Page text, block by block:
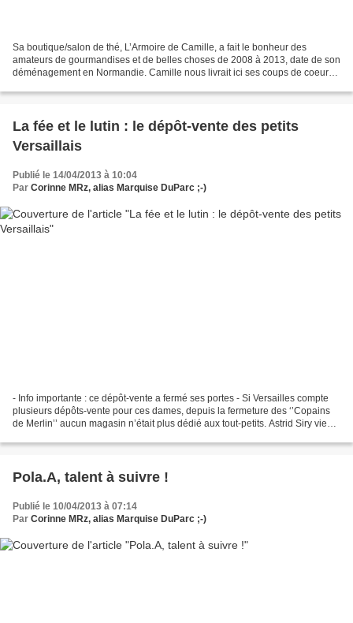
Sa boutique/salon de thé, L’Armoire de Camille, a fait le bonheur des
amateurs de gourmandises et de belles choses de 2008 à 2013, date de son
déménagement en Normandie. Camille nous livrait ici ses coups de coeur
La fée et le lutin : le dépôt-vente des petits
Versaillais
Publié le 14/04/2013 à 10:04
Par Corinne MRz, alias Marquise DuParc ;-)
- Info importante : ce dépôt-vente a fermé ses portes - Si Versailles compte
plusieurs dépôts-vente pour ces dames, depuis la fermeture des ‘’Copains
de Merlin’’ aucun magasin n’était plus dédié aux tout-petits. Astrid Siry vient
Pola.A, talent à suivre !
Publié le 10/04/2013 à 07:14
Par Corinne MRz, alias Marquise DuParc ;-)